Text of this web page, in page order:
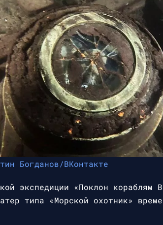
Богданов/ВКонтакте
экспедиции «Поклон кораблям
типа «Морской охотник»